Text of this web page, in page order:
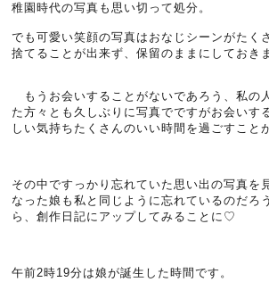
稚園時代の写真も思い切って処分。
でも可愛い笑顔の写真はおなじシーンがたく
捨てることが出来ず、保留のままにしておき
もうお会いすることがないであろう、私の
た方々とも久しぶりに写真でですがお会いす
しい気持ちたくさんのいい時間を過ごすこと
その中ですっかり忘れていた思い出の写真を
なった娘も私と同じように忘れているのだろ
ら、創作日記にアップしてみることに♡
午前2時19分は娘が誕生した時間です。